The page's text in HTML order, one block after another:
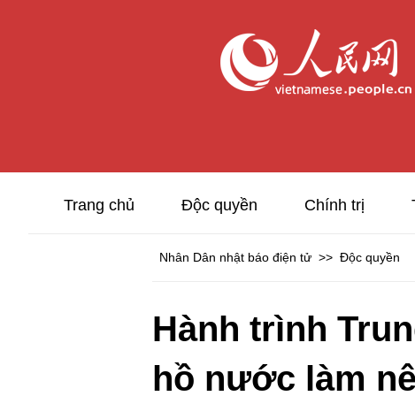
Trang chủ Độc quyền Chính trị
Nhân Dân nhật báo điện tử >> Độc quyền
Hành trình
hồ nước làm